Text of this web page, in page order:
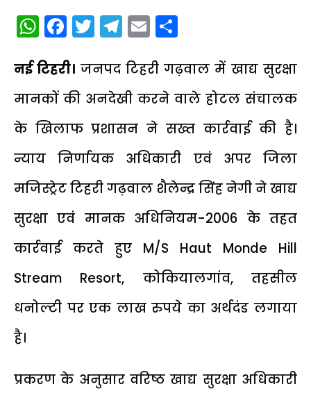
WhatsApp
Facebook
Twitter
Telegram
Email
नई टिहरी। जनपद टिहरी गढ़वाल में खाद्य सुरक्षा
मानकों की अनदेखी करने वाले होटल संचालक
के खिलाफ प्रशासन ने सख्त कार्रवाई की है।
न्याय निर्णायक अधिकारी एवं अपर जिला
मजिस्ट्रेट टिहरी गढ़वाल शैलेन्द्र सिंह नेगी ने खाद्य
सुरक्षा एवं मानक अधिनियम-2006 के तहत
कार्रवाई करते हुए M/S Haut Monde Hill
Stream Resort, कोकियालगांव, तहसील
धनोल्टी पर एक लाख रुपये का अर्थदंड लगाया
है।
प्रकरण के अनुसार वरिष्ठ खाद्य सुरक्षा अधिकारी